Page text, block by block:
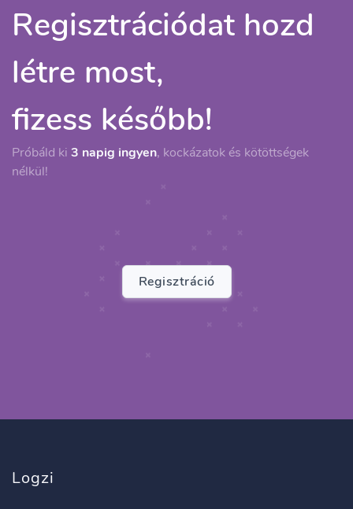
Regisztrációdat hozd
létre most,
fizess később!
Próbáld ki 3 napig ingyen, kockázatok és kötöttségek
nélkül!
Regisztráció
Logzi